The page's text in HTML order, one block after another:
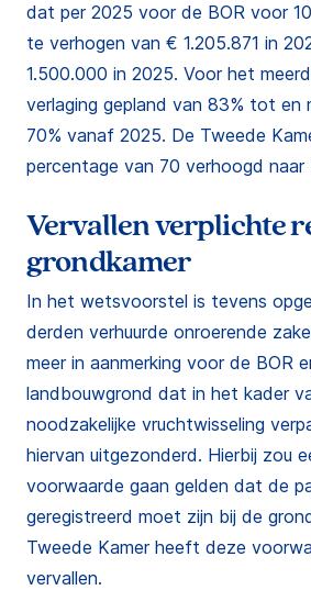
dat per 2025 voor de BOR voor
te verhogen van € 1.205.871 in
1.500.000 in 2025. Voor het
verlaging gepland van 83% tot en
70% vanaf 2025. De Tweede
percentage van 70 verhoogd naar
Vervallen verplichte
grondkamer
In het wetsvoorstel is tevens
derden verhuurde onroerende
meer in aanmerking voor de BOR
landbouwgrond dat in het kader
noodzakelijke vruchtwisseling
hiervan uitgezonderd. Hierbij zou
voorwaarde gaan gelden dat de
geregistreerd moet zijn bij de
Tweede Kamer heeft deze
vervallen.